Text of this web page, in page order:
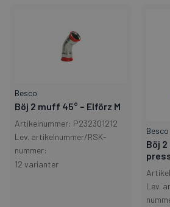
Besco
Böj 2 muff 45° – Elförz M
Artikelnummer: P232301212
Lev. artikelnummer/RSK-
nummer:
12 varianter
Besco
Böj 2
Lev.